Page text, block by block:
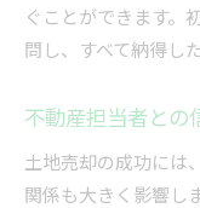
ぐことができます。
問し、すべて納得し
不動産担当者との
土地売却の成功には
関係も大きく影響し